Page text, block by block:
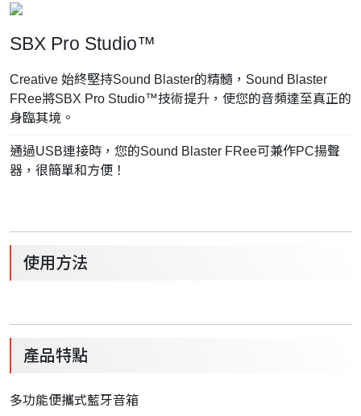
SBX Pro Studio™
Creative 始終堅持Sound Blaster的精髓，Sound Blaster
FRee將SBX Pro Studio™技術提升，使您的音頻達至真正的
身臨其境。
通過USB連接時，您的Sound Blaster FRee可兼作PC揚聲
器，很簡單和方便！
使用方法
產品特點
多功能便攜式藍牙音箱